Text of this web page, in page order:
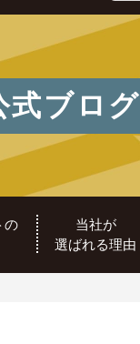
式ブログ
の
当社が
選ばれる理由